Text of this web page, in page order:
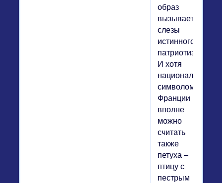
образ
вызывает
слезы
истинного
патриотизма.
И хотя
национальным
символом
Франции
вполне
можно
считать
также
петуха –
птицу с
пестрым